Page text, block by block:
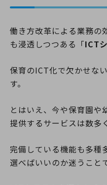
働き方改革による業務の
も浸透しつつある「ICT
保育のICT化で欠かせな
す。
とはいえ、今や保育園や
提供するサービスは数多
完備している機能も多種
選べばいいのか迷うこと